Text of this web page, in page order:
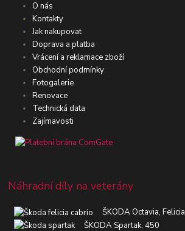
O nás
Kontakty
Jak nakupovat
Doprava a platba
Vrácení a reklamace zboží
Obchodní podmínky
Fotogalerie
Renovace
Technická data
Zajímavosti
Náhradní díly na veterány
ŠKODA Octavia, Felicia
ŠKODA Spartak, 450